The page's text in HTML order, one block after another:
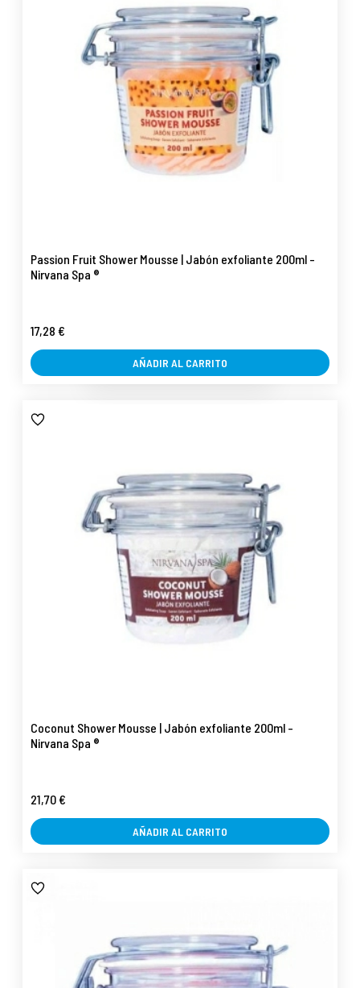
Passion Fruit Shower Mousse | Jabón exfoliante 200ml -
Nirvana Spa ®
17,28 €
AÑADIR AL CARRITO
Coconut Shower Mousse | Jabón exfoliante 200ml -
Nirvana Spa ®
21,70 €
AÑADIR AL CARRITO